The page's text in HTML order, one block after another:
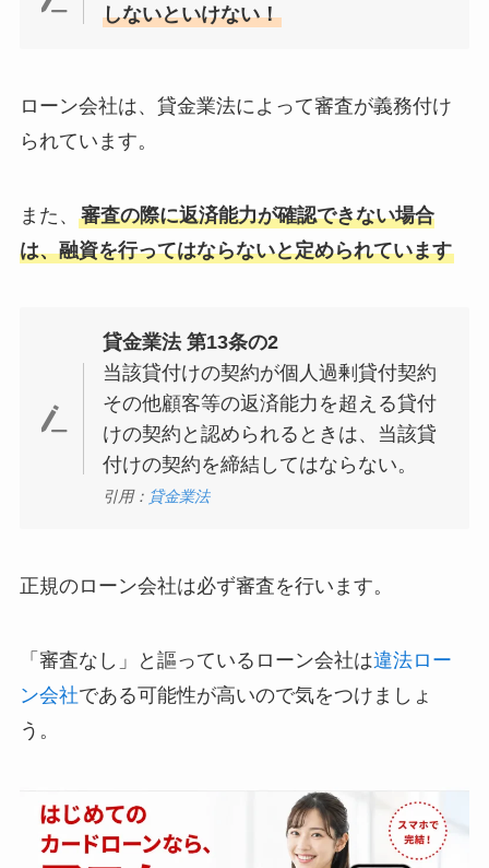
しないといけない！
ローン会社は、貸金業法によって審査が義務付け
られています。
また、 審査の際に返済能力が確認できない場合
は、融資を行ってはならないと定められています
貸金業法 第13条の2
当該貸付けの契約が個人過剰貸付契約
その他顧客等の返済能力を超える貸付
けの契約と認められるときは、当該貸
付けの契約を締結してはならない。
引用： 貸金業法
正規のローン会社は必ず審査を行います。
「審査なし」と謳っているローン会社は違法ロー
ン会社である可能性が高いので気をつけましょ
う。